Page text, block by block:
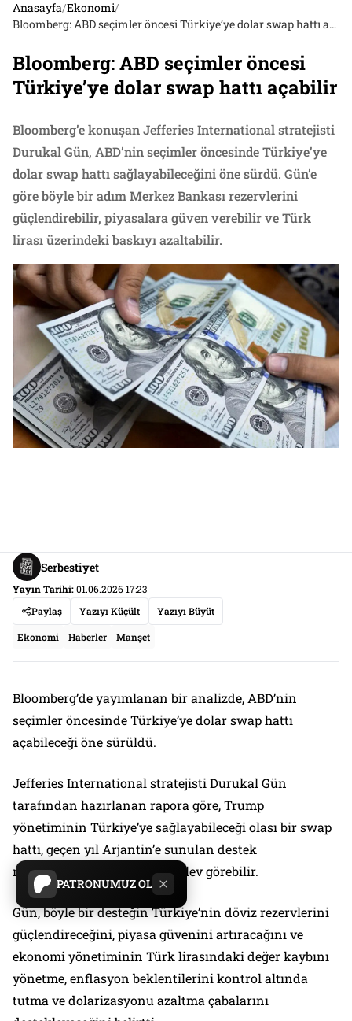
PATRONUMUZ OL
Anasayfa/Ekonomi/
Bloomberg: ABD seçimler öncesi Türkiye’ye dolar swap hattı açabilir
Bloomberg: ABD seçimler öncesi
Türkiye’ye dolar swap hattı açabilir
Bloomberg’e konuşan Jefferies International stratejisti
Durukal Gün, ABD’nin seçimler öncesinde Türkiye’ye
dolar swap hattı sağlayabileceğini öne sürdü. Gün’e
göre böyle bir adım Merkez Bankası rezervlerini
güçlendirebilir, piyasalara güven verebilir ve Türk
lirası üzerindeki baskıyı azaltabilir.
Serbestiyet
Yayın Tarihi:01.06.2026 17:23
Paylaş
Yazıyı Küçült Yazıyı Büyüt
Ekonomi Haberler Manşet
Bloomberg’de yayımlanan bir analizde, ABD’nin
seçimler öncesinde Türkiye’ye dolar swap hattı
açabileceği öne sürüldü.
Jefferies International stratejisti Durukal Gün
tarafından hazırlanan rapora göre, Trump
yönetiminin Türkiye’ye sağlayabileceği olası bir swap
hattı, geçen yıl Arjantin’e sunulan destek
mekanizmasına benzer bir işlev görebilir.
Gün, böyle bir desteğin Türkiye’nin döviz rezervlerini
güçlendireceğini, piyasa güvenini artıracağını ve
ekonomi yönetiminin Türk lirasındaki değer kaybını
yönetme, enflasyon beklentilerini kontrol altında
tutma ve dolarizasyonu azaltma çabalarını